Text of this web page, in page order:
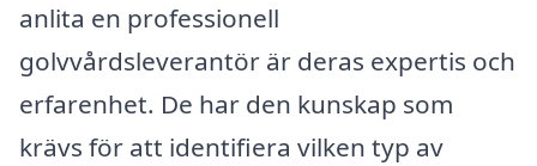
anlita en professionell
golvvårdsleverantör är deras expertis och
erfarenhet. De har den kunskap som
krävs för att identifiera vilken typ av